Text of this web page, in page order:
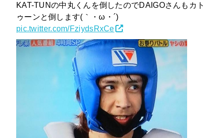
KAT-TUNの中丸くんを倒したのでDAIGOさんもカト
ゥーンと倒します(｀・ω・´)
pic.twitter.com/FziydsRxCe